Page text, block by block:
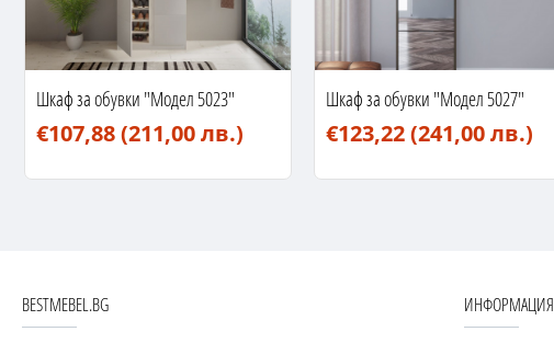
Шкаф за обувки "Модел 5023"
€107,88(211,00 лв.)
Шкаф за обувки "Модел 5027"
€123,22(241,00 лв.)
BESTMEBEL.BG ИНФОРМАЦИЯ